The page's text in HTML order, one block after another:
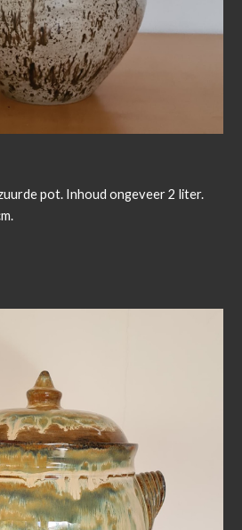
pot. Inhoud ongeveer 2 liter.